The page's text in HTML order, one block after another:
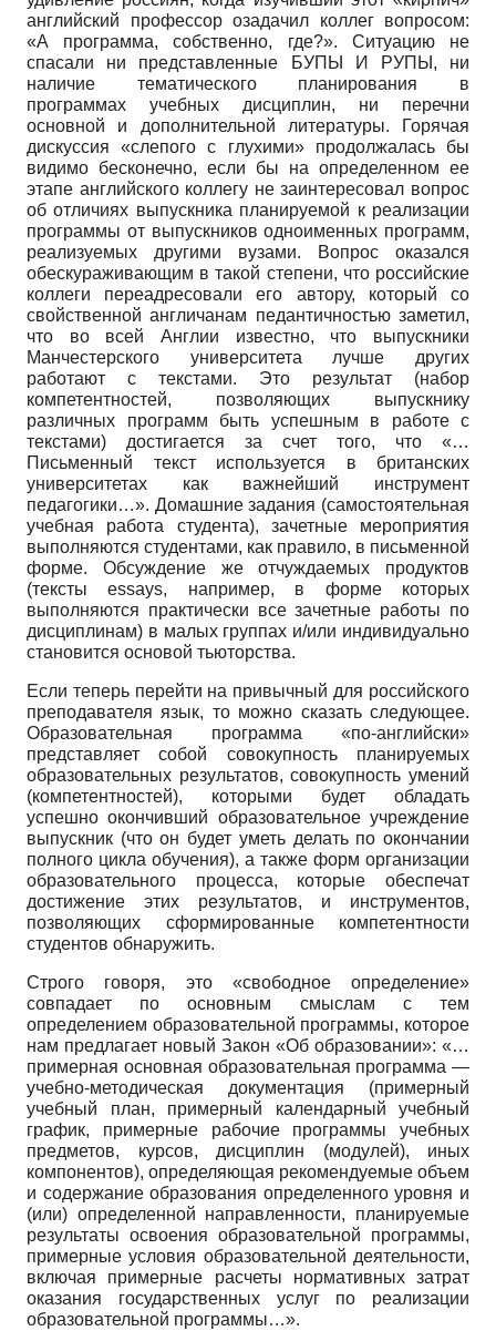
английский профессор озадачил коллег вопросом:
«А программа, собственно, где?». Ситуацию не
спасали ни представленные БУПЫ И РУПЫ, ни
наличие тематического планирования в
программах учебных дисциплин, ни перечни
основной и дополнительной литературы. Горячая
дискуссия «слепого с глухими» продолжалась бы
видимо бесконечно, если бы на определенном ее
этапе английского коллегу не заинтересовал вопрос
об отличиях выпускника планируемой к реализации
программы от выпускников одноименных программ,
реализуемых другими вузами. Вопрос оказался
обескураживающим в такой степени, что российские
коллеги переадресовали его автору, который со
свойственной англичанам педантичностью заметил,
что во всей Англии известно, что выпускники
Манчестерского университета лучше других
работают с текстами. Это результат (набор
компетентностей, позволяющих выпускнику
различных программ быть успешным в работе с
текстами) достигается за счет того, что «…
Письменный текст используется в британских
университетах как важнейший инструмент
педагогики…». Домашние задания (самостоятельная
учебная работа студента), зачетные мероприятия
выполняются студентами, как правило, в письменной
форме. Обсуждение же отчуждаемых продуктов
(тексты essays, например, в форме которых
выполняются практически все зачетные работы по
дисциплинам) в малых группах и/или индивидуально
становится основой тьюторства.
Если теперь перейти на привычный для российского
преподавателя язык, то можно сказать следующее.
Образовательная программа «по-английски»
представляет собой совокупность планируемых
образовательных результатов, совокупность умений
(компетентностей), которыми будет обладать
успешно окончивший образовательное учреждение
выпускник (что он будет уметь делать по окончании
полного цикла обучения), а также форм организации
образовательного процесса, которые обеспечат
достижение этих результатов, и инструментов,
позволяющих сформированные компетентности
студентов обнаружить.
Строго говоря, это «свободное определение»
совпадает по основным смыслам с тем
определением образовательной программы, которое
нам предлагает новый Закон «Об образовании»: «…
примерная основная образовательная программа —
учебно-методическая документация (примерный
учебный план, примерный календарный учебный
график, примерные рабочие программы учебных
предметов, курсов, дисциплин (модулей), иных
компонентов), определяющая рекомендуемые объем
и содержание образования определенного уровня и
(или) определенной направленности, планируемые
результаты освоения образовательной программы,
примерные условия образовательной деятельности,
включая примерные расчеты нормативных затрат
оказания государственных услуг по реализации
образовательной программы…».